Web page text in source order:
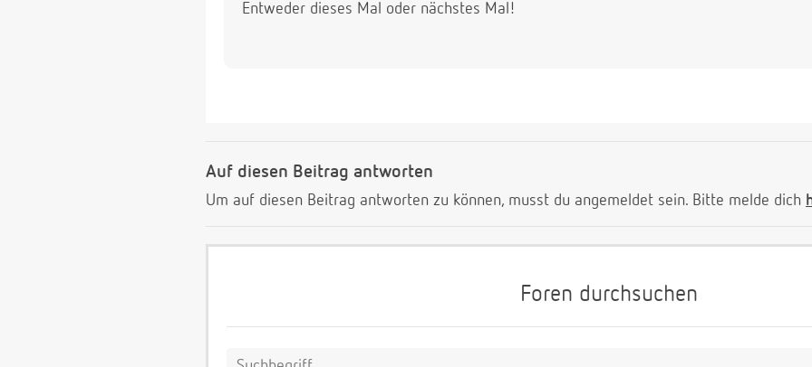
Entweder dieses Mal oder nächstes Mal!
Auf diesen Beitrag antworten
Um auf diesen Beitrag antworten zu können, musst du angemeldet sein. Bitte melde dich
Foren durchsuchen